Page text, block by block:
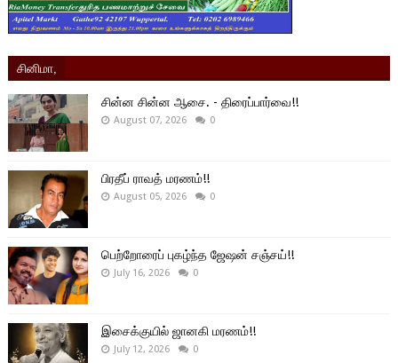
சினிமா,
சின்ன சின்ன ஆசை. - திரைப்பார்வை!!
August 07, 2026 0
பிரதீப் ராவத் மரணம்!!
August 05, 2026 0
பெற்றோரைப் புகழ்ந்த ஜேஷன் சஞ்சய்!!
July 16, 2026 0
இசைக்குயில் ஜானகி மரணம்!!
July 12, 2026 0